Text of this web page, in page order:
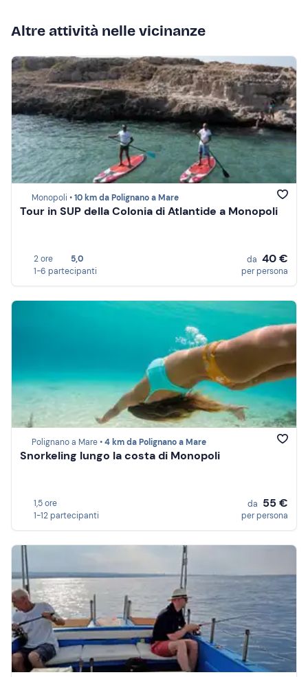
Altre attività nelle vicinanze
Monopoli •10 km da Polignano a Mare
Tour in SUP della Colonia di Atlantide a Monopoli
2 ore
5,0
1-6 partecipanti
da 40 €
per persona
Polignano a Mare •4 km da Polignano a Mare
Snorkeling lungo la costa di Monopoli
1,5 ore
1-12 partecipanti
da 55 €
per persona